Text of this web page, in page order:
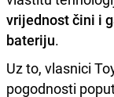
vrijednost čini i
bateriju.
Uz to, vlasnici
pogodnosti